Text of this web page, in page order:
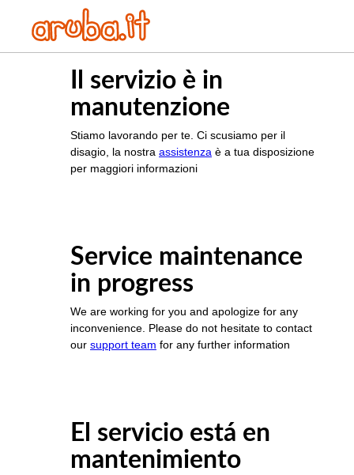
Il servizio è in
manutenzione
Stiamo lavorando per te. Ci scusiamo per il
disagio, la nostra assistenza è a tua disposizione
per maggiori informazioni
Service maintenance
in progress
We are working for you and apologize for any
inconvenience. Please do not hesitate to contact
our support team for any further information
El servicio está en
mantenimiento